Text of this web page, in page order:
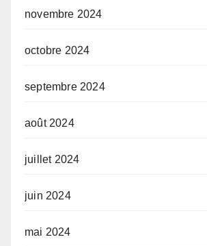
novembre 2024
octobre 2024
septembre 2024
août 2024
juillet 2024
juin 2024
mai 2024